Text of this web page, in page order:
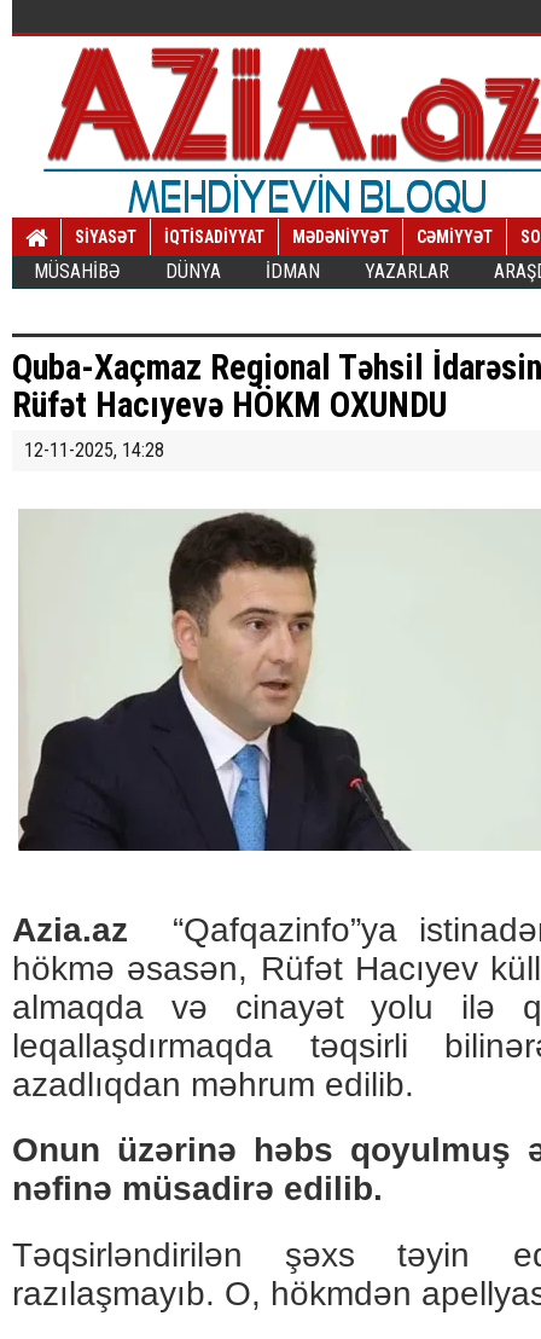
SİYASƏT İQTİSADİYYAT MƏDƏNİYYƏT CƏMİYYƏT
MÜSAHİBƏ DÜNYA İDMAN YAZARLAR
Quba-Xaçmaz Regional Təhsil
Rüfət Hacıyevə HÖKM OXUNDU
12-11-2025, 14:28
Azia.az “Qafqazinfo”ya
hökmə əsasən, Rüfət Hacıyev
almaqda və cinayət yolu ilə
leqallaşdırmaqda təqsirli
azadlıqdan məhrum edilib.
Onun üzərinə həbs qoyulmuş
nəfinə müsadirə edilib.
Təqsirləndirilən şəxs təyin
razılaşmayıb. O, hökmdən